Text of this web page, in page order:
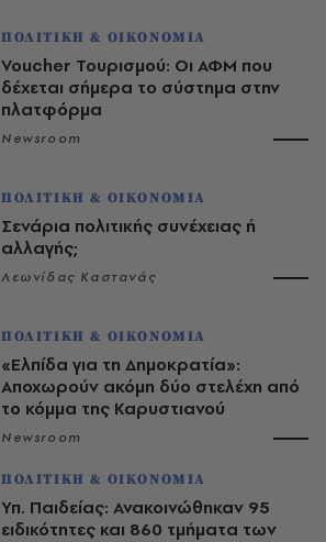
ΠΟΛΙΤΙΚΗ & ΟΙΚΟΝΟΜΙΑ
Voucher Τουρισμού: Οι ΑΦΜ που
δέχεται σήμερα το σύστημα στην
πλατφόρμα
Newsroom
ΠΟΛΙΤΙΚΗ & ΟΙΚΟΝΟΜΙΑ
Σενάρια πολιτικής συνέχειας ή
αλλαγής;
Λεωνίδας Καστανάς
ΠΟΛΙΤΙΚΗ & ΟΙΚΟΝΟΜΙΑ
«Ελπίδα για τη Δημοκρατία»:
Αποχωρούν ακόμη δύο στελέχη από
το κόμμα της Καρυστιανού
Newsroom
ΠΟΛΙΤΙΚΗ & ΟΙΚΟΝΟΜΙΑ
Υπ. Παιδείας: Ανακοινώθηκαν 95
ειδικότητες και 860 τμήματα των